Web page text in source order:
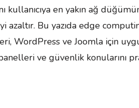
kullanıcıya en yakın ağ
azaltır. Bu yazıda edge
WordPress ve Joomla için
ve güvenlik konularını